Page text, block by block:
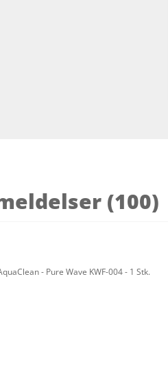
(100)
- Pure Wave KWF-004 - 1 Stk.